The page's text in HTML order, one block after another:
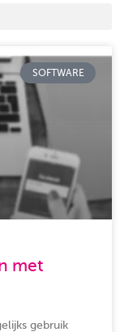
SOFTWARE
met
gebruik